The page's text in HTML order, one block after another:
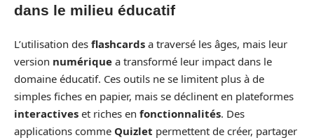
dans le milieu éducatif
L’utilisation des flashcards a traversé les âges, mais leur
version numérique a transformé leur impact dans le
domaine éducatif. Ces outils ne se limitent plus à de
simples fiches en papier, mais se déclinent en plateformes
interactives et riches en fonctionnalités. Des
applications comme Quizlet permettent de créer, partager